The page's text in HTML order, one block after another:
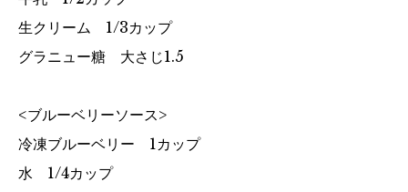
生クリーム 1/3カップ
グラニュー糖 大さじ1.5
<ブルーベリーソース>
冷凍ブルーベリー 1カップ
水 1/4カップ